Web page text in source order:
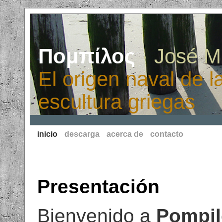
Πομπίλος· José
El origen naval de
escultura griegas
inicio descarga acerca de contacto
Presentación
Bienvenido a